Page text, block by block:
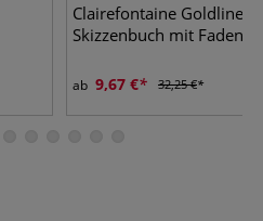
Clairefontaine Goldline®
Skizzenbuch mit
ab 9,67 € 32,25 €